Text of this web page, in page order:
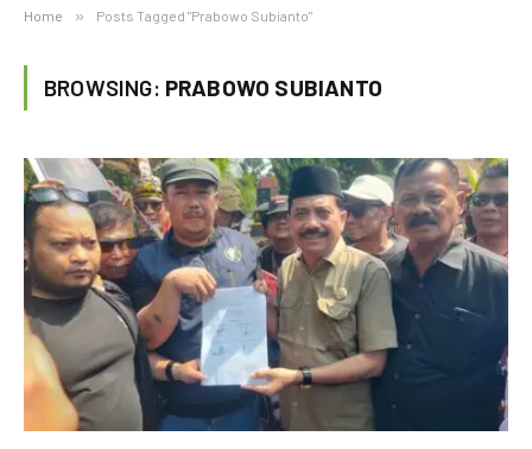
Home » Posts Tagged "Prabowo Subianto"
BROWSING: PRABOWO SUBIANTO